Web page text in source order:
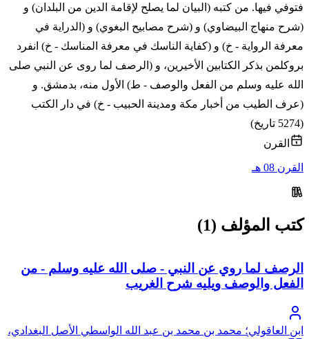
فتوفي فيها. من كتبه (البيان لما يصلح لإقامة الدين من البلدان) و
(شرح منهاج البيضاوي) و (شرح مصابيح البغوي) و (الدراية في
معرفة الرواية - خ) و (كفاية الناسك في معرفة المناسك - خ) انفرد
بروكلمن بذكر الكتابين الأخيرين، و (الرصف لما روى عن النبي صلى
الله عليه وسلم من الفعل والوصف - ط) الأول منه، بدمشق. و
(عرف الطيب من أخبار مكة ومدينة الحبيب - خ) في دار الكتب
(5274 تاريخ)
القرن
القرن 08 هـ
كتب المؤلف (1)
الرصف لما روي عن النبي - صلى الله عليه وسلم - من
الفعل والوصف ويليه شرح الغريب
ابن العاقولي؛ محمد بن محمد بن عبد الله الواسطي الأصل البغدادي،